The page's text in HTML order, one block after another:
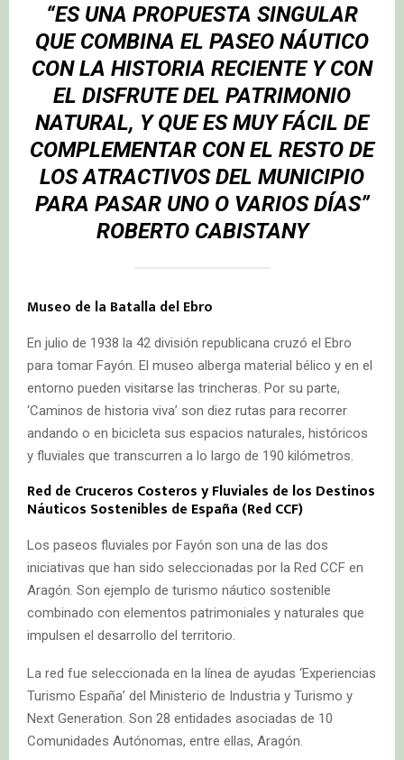
“ES UNA PROPUESTA SINGULAR
QUE COMBINA EL PASEO NÁUTICO
CON LA HISTORIA RECIENTE Y CON
EL DISFRUTE DEL PATRIMONIO
NATURAL, Y QUE ES MUY FÁCIL DE
COMPLEMENTAR CON EL RESTO DE
LOS ATRACTIVOS DEL MUNICIPIO
PARA PASAR UNO O VARIOS DÍAS”
ROBERTO CABISTANY
Museo de la Batalla del Ebro
En julio de 1938 la 42 división republicana cruzó el Ebro
para tomar Fayón. El museo alberga material bélico y en el
entorno pueden visitarse las trincheras. Por su parte,
‘Caminos de historia viva’ son diez rutas para recorrer
andando o en bicicleta sus espacios naturales, históricos
y fluviales que transcurren a lo largo de 190 kilómetros.
Red de Cruceros Costeros y Fluviales de los Destinos
Náuticos Sostenibles de España (Red CCF)
Los paseos fluviales por Fayón son una de las dos
iniciativas que han sido seleccionadas por la Red CCF en
Aragón. Son ejemplo de turismo náutico sostenible
combinado con elementos patrimoniales y naturales que
impulsen el desarrollo del territorio.
La red fue seleccionada en la línea de ayudas ‘Experiencias
Turismo España’ del Ministerio de Industria y Turismo y
Next Generation. Son 28 entidades asociadas de 10
Comunidades Autónomas, entre ellas, Aragón.